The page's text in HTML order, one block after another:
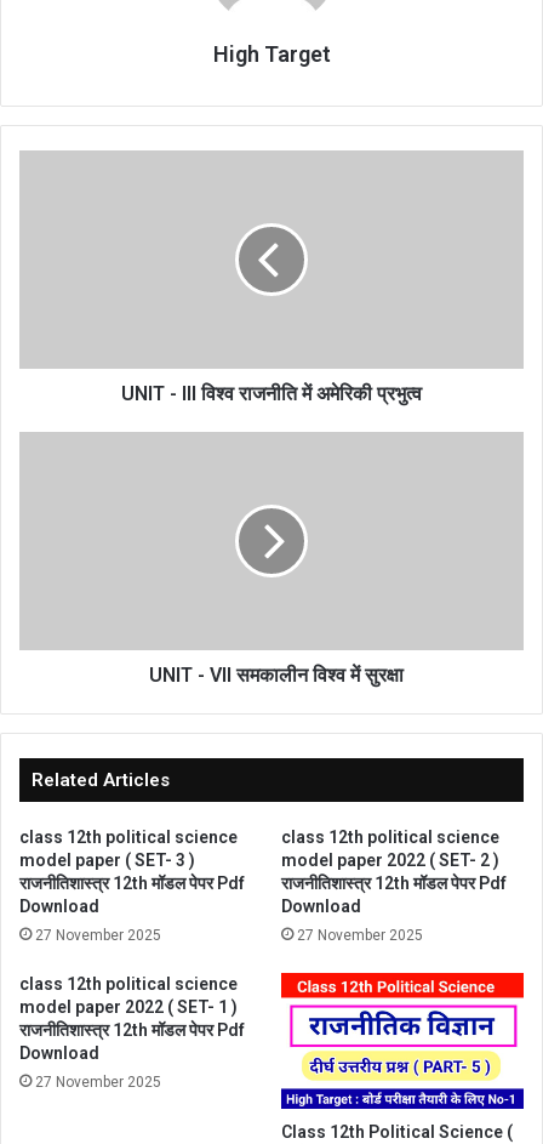
High Target
UNIT - III विश्व राजनीति में अमेरिकी प्रभुत्व
UNIT - VII समकालीन विश्व में सुरक्षा
Related Articles
class 12th political science
model paper ( SET- 3 )
राजनीतिशास्त्र 12th मॉडल पेपर Pdf
Download
27 November 2025
class 12th political science
model paper 2022 ( SET- 2 )
राजनीतिशास्त्र 12th मॉडल पेपर Pdf
Download
27 November 2025
class 12th political science
model paper 2022 ( SET- 1 )
राजनीतिशास्त्र 12th मॉडल पेपर Pdf
Download
27 November 2025
Class 12th Political Science (